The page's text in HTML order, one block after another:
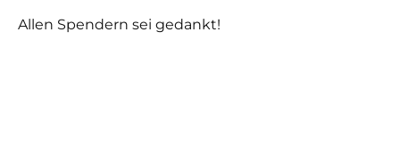
Allen Spendern sei gedankt!